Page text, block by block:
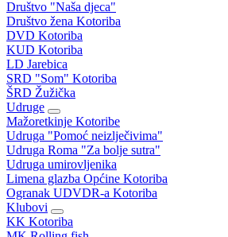
Društvo "Naša djeca"
Društvo žena Kotoriba
DVD Kotoriba
KUD Kotoriba
LD Jarebica
SRD "Som" Kotoriba
ŠRD Žužička
Udruge
Mažoretkinje Kotoribe
Udruga "Pomoć neizlječivima"
Udruga Roma "Za bolje sutra"
Udruga umirovljenika
Limena glazba Općine Kotoriba
Ogranak UDVDR-a Kotoriba
Klubovi
KK Kotoriba